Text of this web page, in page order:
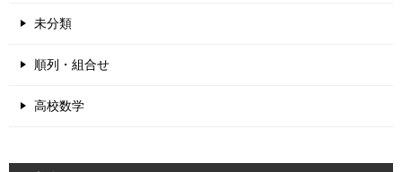
未分類
順列・組合せ
高校数学